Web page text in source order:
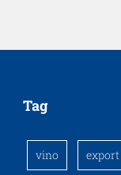
Tag
vino export